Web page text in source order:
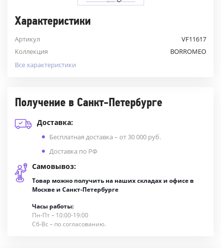
Характеристики
Артикул
VF11617
Коллекция
BORROMEO
Все характеристики
Получение в Санкт-Петербурге
Доставка:
Бесплатная доставка – от 30 000 руб.
Доставка по РФ
Самовывоз:
Товар можно получить на наших складах и офисе в
Москве и Санкт-Петербурге
Часы работы:
Пн-Пт – 10:00-19:00
Сб-Вс – по согласованию.